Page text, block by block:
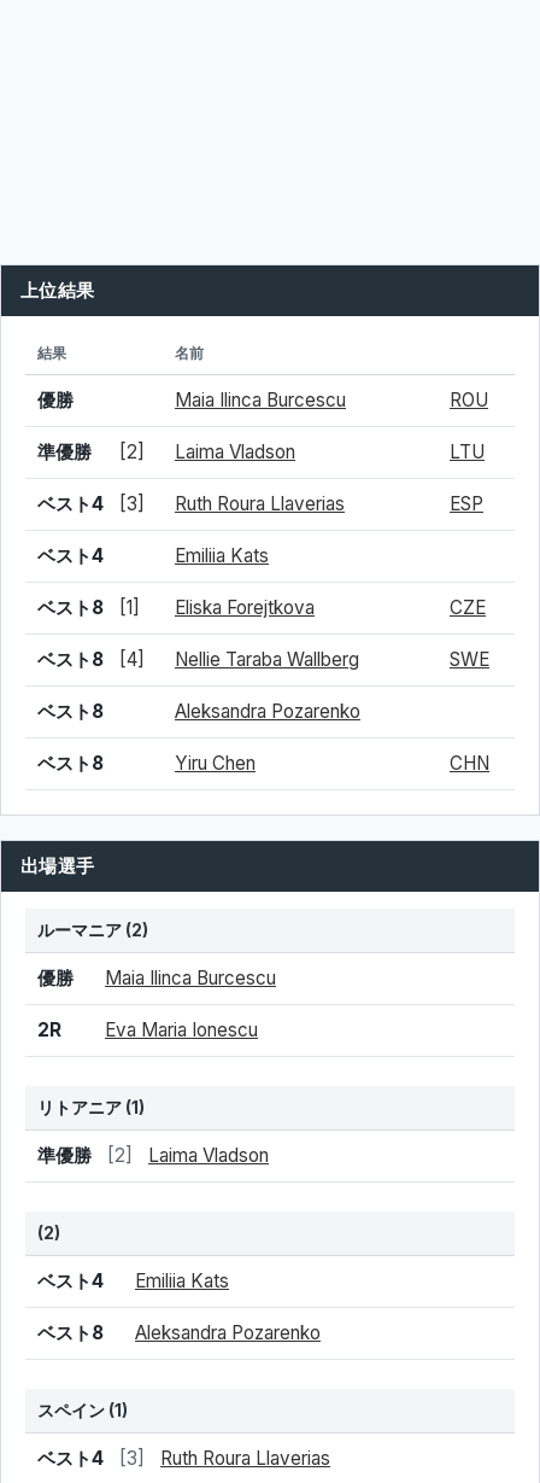
上位結果
結果 名前
優勝 Maia Ilinca Burcescu ROU
準優勝 [2] Laima Vladson LTU
ベスト4 [3] Ruth Roura Llaverias ESP
ベスト4 Emiliia Kats
ベスト8 [1] Eliska Forejtkova CZE
ベスト8 [4] Nellie Taraba Wallberg SWE
ベスト8 Aleksandra Pozarenko
ベスト8 Yiru Chen CHN
出場選手
ルーマニア (2)
結果 シード 選手名
優勝 Maia Ilinca Burcescu
2R Eva Maria Ionescu
リトアニア (1)
結果 シード 選手名
準優勝 [2] Laima Vladson
(2)
結果 シード 選手名
ベスト4 Emiliia Kats
ベスト8 Aleksandra Pozarenko
スペイン (1)
結果 シード 選手名
ベスト4 [3] Ruth Roura Llaverias